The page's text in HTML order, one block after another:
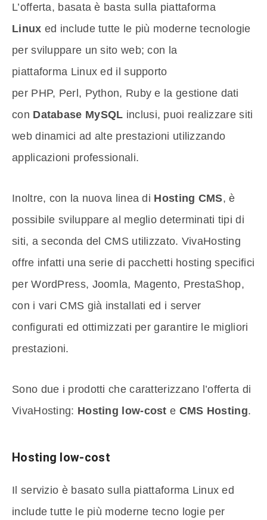
L’offerta, basata è basta sulla piattaforma
Linux ed include tutte le più moderne tecnologie
per sviluppare un sito web; con la
piattaforma Linux ed il supporto
per PHP, Perl, Python, Ruby e la gestione dati
con Database MySQL inclusi, puoi realizzare siti
web dinamici ad alte prestazioni utilizzando
applicazioni professionali.
Inoltre, con la nuova linea di Hosting CMS, è
possibile sviluppare al meglio determinati tipi di
siti, a seconda del CMS utilizzato. VivaHosting
offre infatti una serie di pacchetti hosting specifici
per WordPress, Joomla, Magento, PrestaShop,
con i vari CMS già installati ed i server
configurati ed ottimizzati per garantire le migliori
prestazioni.
Sono due i prodotti che caratterizzano l’offerta di
VivaHosting: Hosting low-coste CMS Hosting.
Hosting low-cost
Il servizio è basato sulla piattaforma Linux ed
include tutte le più moderne tecno logie per